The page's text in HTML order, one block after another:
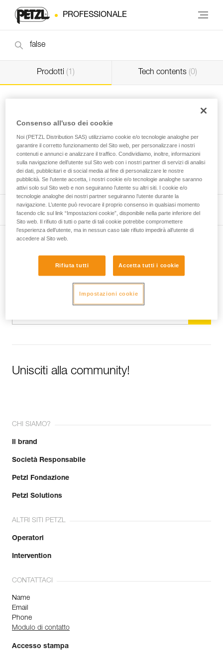
PROFESSIONALE
Prodotti (1) Tech contents (0)
Vite con guarnizione OPENVite con guarnizione
toroidale
Professional
Iscriviti alla newsletter
e rimani connesso alle nostre novità
Unisciti alla community!
CHI SIAMO?
Il brand
Società Responsabile
Petzl Fondazione
Petzl Solutions
ALTRI SITI PETZL
Operatori
Intervention
CONTATTACI
Name
Email
Phone
Modulo di contatto
Accesso stampa
Consenso all'uso dei cookie
Noi (PETZL Distribution SAS) utilizziamo cookie e/o tecnologie analoghe per
garantire il corretto funzionamento del Sito web, per personalizzare i nostri
contenuti e annunci e analizzare il traffico. Condividiamo, inoltre, informazioni
sulla navigazione dell’utente sul Sito web con i nostri partner di servizi di analisi
dei dati, pubblicitari e di social media al fine di personalizzare le nostre
pubblicità. Se l’utente accetta, i nostri cookie e/o tecnologie analoghe saranno
attivi solo sul Sito web e non seguiranno l’utente su altri siti. I cookie e/o
tecnologie analoghe dei nostri partner seguiranno l’utente durante la
navigazione. L’utente può revocare il proprio consenso in qualsiasi momento
facendo clic sul link “Impostazioni cookie”, disponibile nella parte inferiore del
Sito web. Il rifiuto di tutti o parte di tali cookie potrebbe compromettere
l’esperienza dell’utente, ma in nessun caso tale rifiuto impedirà all’utente di
accedere al Sito web.
Rifiuta tutti Accetta tutti i cookie
Impostazioni cookie